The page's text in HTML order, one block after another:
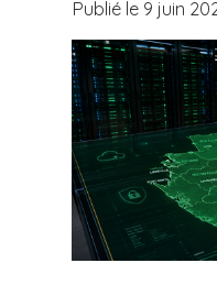
Publié le 9 juin